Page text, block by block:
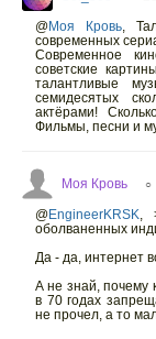
@Моя Кровь,
современных
Современное
советские
талантливые
семидесятых
актёрами!
Фильмы, песни и
Моя Кровь ○
@EngineerKRSK,
оболваненных
Да - да, интернет
А не знай, почему
в 70 годах
не прочел, а то